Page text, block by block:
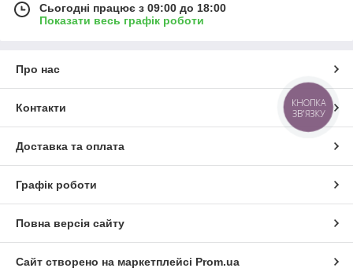
Сьогодні працює з 09:00 до 18:00
Показати весь графік роботи
Про нас
Контакти
Доставка та оплата
Графік роботи
Повна версія сайту
Сайт створено на маркетплейсі Prom.ua
КНОПКА
ЗВ'ЯЗКУ